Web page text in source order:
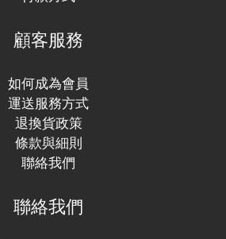
顧客服務
如何成為會員
運送服務方式
退換貨政策
條款與細則
聯絡我們
聯絡我們